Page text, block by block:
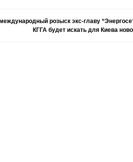
розыск экс-главу
КГГА будет искать для Киева